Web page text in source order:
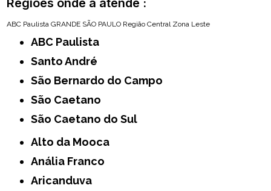
Regiões onde a atende :
ABC Paulista GRANDE SÃO PAULO Região Central Zona Leste
ABC Paulista
Santo André
São Bernardo do Campo
São Caetano
São Caetano do Sul
Alto da Mooca
Anália Franco
Aricanduva